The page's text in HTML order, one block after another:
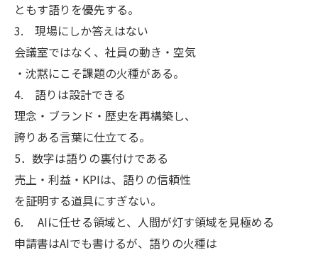
ともす語りを優先する。
3. 現場にしか答えはない
会議室ではなく、社員の動き・空気
・沈黙にこそ課題の火種がある。
4. 語りは設計できる
理念・ブランド・歴史を再構築し、
誇りある言葉に仕立てる。
5．数字は語りの裏付けである
売上・利益・KPIは、語りの信頼性
を証明する道具にすぎない。
6. AIに任せる領域と、人間が灯す領域を見極める
申請書はAIでも書けるが、語りの火種は